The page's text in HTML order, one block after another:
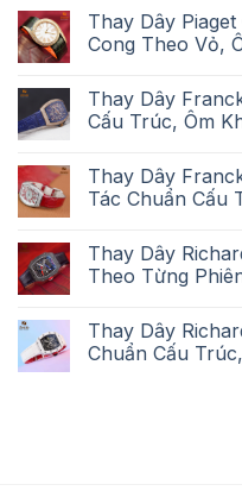
Thay Dây
Cong Theo Vỏ,
Thay Dây
Cấu Trúc, Ôm
Thay Dây
Tác Chuẩn Cấu
Thay Dây
Theo Từng
Thay Dây
Chuẩn Cấu